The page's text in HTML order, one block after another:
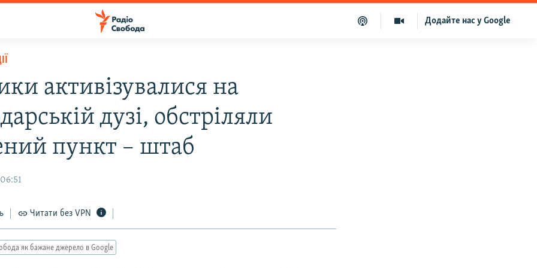
Додайте нас у Google
активізувалися на
дузі, обстріляли
пункт – штаб
Читати без VPN
як бажане джерело в Google